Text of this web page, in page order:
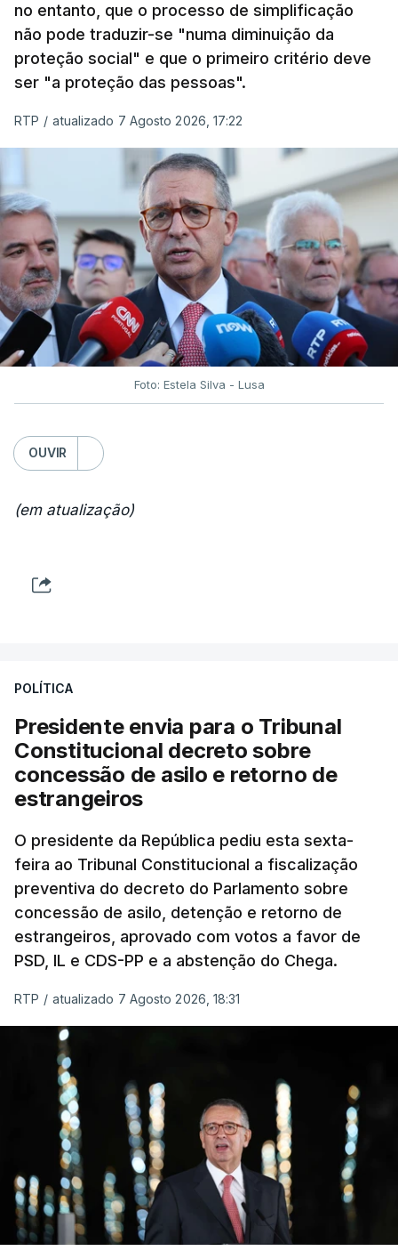
no entanto, que o processo de simplificação
não pode traduzir-se "numa diminuição da
proteção social" e que o primeiro critério deve
ser "a proteção das pessoas".
RTP / atualizado 7 Agosto 2026, 17:22
Foto: Estela Silva - Lusa
OUVIR
(em atualização)
POLÍTICA
Presidente envia para o Tribunal
Constitucional decreto sobre
concessão de asilo e retorno de
estrangeiros
O presidente da República pediu esta sexta-
feira ao Tribunal Constitucional a fiscalização
preventiva do decreto do Parlamento sobre
concessão de asilo, detenção e retorno de
estrangeiros, aprovado com votos a favor de
PSD, IL e CDS-PP e a abstenção do Chega.
RTP / atualizado 7 Agosto 2026, 18:31